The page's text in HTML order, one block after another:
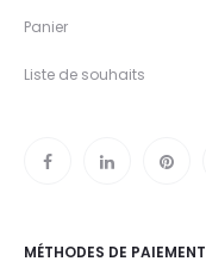
Panier
Liste de souhaits
MÉTHODES DE PAIEMENT